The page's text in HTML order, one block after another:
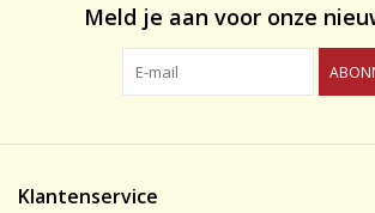
Meld je aan voor onze
Klantenservice